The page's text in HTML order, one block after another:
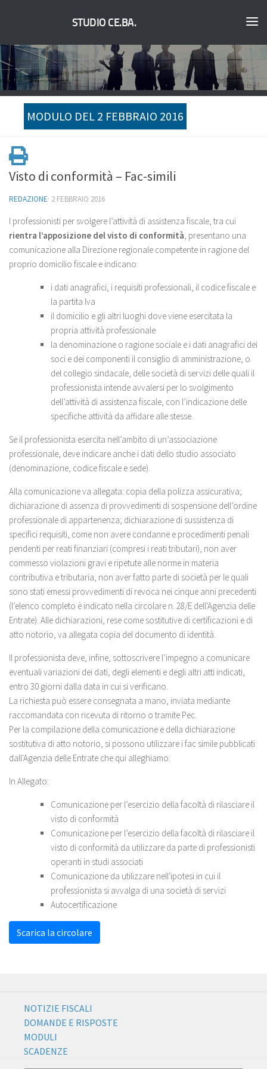
STUDIO CE.BA.
MODULO DEL 2 FEBBRAIO 2016
Visto di conformità – Fac-simili
REDAZIONE· 2 FEBBRAIO 2016
I professionisti per svolgere l’attività di assistenza fiscale, tra cui
rientra l’apposizione del visto di conformità, presentano una
comunicazione alla Direzione regionale competente in ragione del
proprio domicilio fiscale e indicano:
i dati anagrafici, i requisiti professionali, il codice fiscale e
la partita Iva
il domicilio e gli altri luoghi dove viene esercitata la
propria attività professionale
la denominazione o ragione sociale e i dati anagrafici dei
soci e dei componenti il consiglio di amministrazione, o
del collegio sindacale, delle società di servizi delle quali il
professionista intende avvalersi per lo svolgimento
dell’attività di assistenza fiscale, con l’indicazione delle
specifiche attività da affidare alle stesse.
Se il professionista esercita nell’ambito di un’associazione
professionale, deve indicare anche i dati dello studio associato
(denominazione, codice fiscale e sede).
Alla comunicazione va allegata: copia della polizza assicurativa;
dichiarazione di assenza di provvedimenti di sospensione dell’ordine
professionale di appartenenza; dichiarazione di sussistenza di
specifici requisiti, come non avere condanne e procedimenti penali
pendenti per reati finanziari (compresi i reati tributari), non aver
commesso violazioni gravi e ripetute alle norme in materia
contributiva e tributaria, non aver fatto parte di società per le quali
sono stati emessi provvedimenti di revoca nei cinque anni precedenti
(l’elenco completo è indicato nella circolare n. 28/E dell'Agenzia delle
Entrate). Alle dichiarazioni, rese come sostitutive di certificazioni e di
atto notorio, va allegata copia del documento di identità.
Il professionista deve, infine, sottoscrivere l’impegno a comunicare
eventuali variazioni dei dati, degli elementi e degli altri atti indicati,
entro 30 giorni dalla data in cui si verificano.
La richiesta può essere consegnata a mano, inviata mediante
raccomandata con ricevuta di ritorno o tramite Pec.
Per la compilazione della comunicazione e della dichiarazione
sostitutiva di atto notorio, si possono utilizzare i fac simile pubblicati
dall'Agenzia delle Entrate che qui alleghiamo:
In Allegato:
Comunicazione per l’esercizio della facoltà di rilasciare il
visto di conformità
Comunicazione per l’esercizio della facoltà di rilasciare il
visto di conformità da utilizzare da parte di professionisti
operanti in studi associati
Comunicazione da utilizzare nell'ipotesi in cui il
professionista si avvalga di una società di servizi
Autocertificazione
Scarica la circolare
NOTIZIE FISCALI
DOMANDE E RISPOSTE
MODULI
SCADENZE